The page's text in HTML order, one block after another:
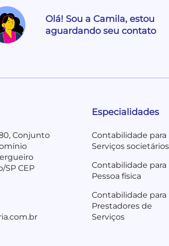
Olá! Sou a Camila, estou
aguardando seu contato
Conjunto
SP CEP
Especialidades
Contabilidade para
Serviços societários
Contabilidade para
Pessoa física
Contabilidade para
Prestadores de
Serviços